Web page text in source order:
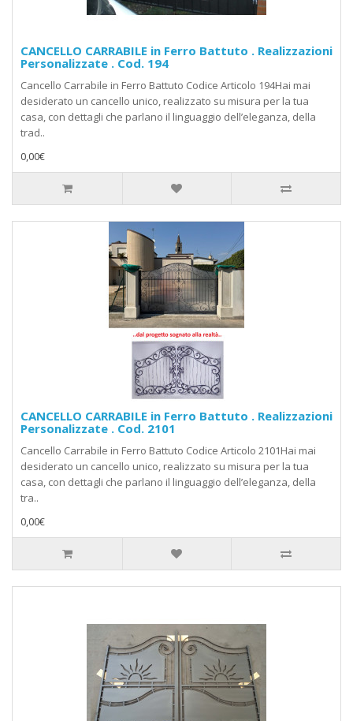
CANCELLO CARRABILE in Ferro Battuto . Realizzazioni
Personalizzate . Cod. 194
Cancello Carrabile in Ferro Battuto Codice Articolo 194Hai mai
desiderato un cancello unico, realizzato su misura per la tua
casa, con dettagli che parlano il linguaggio dell’eleganza, della
trad..
0,00€
CANCELLO CARRABILE in Ferro Battuto . Realizzazioni
Personalizzate . Cod. 2101
Cancello Carrabile in Ferro Battuto Codice Articolo 2101Hai mai
desiderato un cancello unico, realizzato su misura per la tua
casa, con dettagli che parlano il linguaggio dell’eleganza, della
tra..
0,00€